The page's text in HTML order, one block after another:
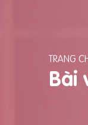
TRANG
Bài